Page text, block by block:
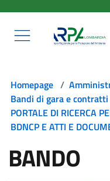
Homepage /
Bandi di gara e contratti
PORTALE DI RICERCA
BDNCP E ATTI E
BANDO